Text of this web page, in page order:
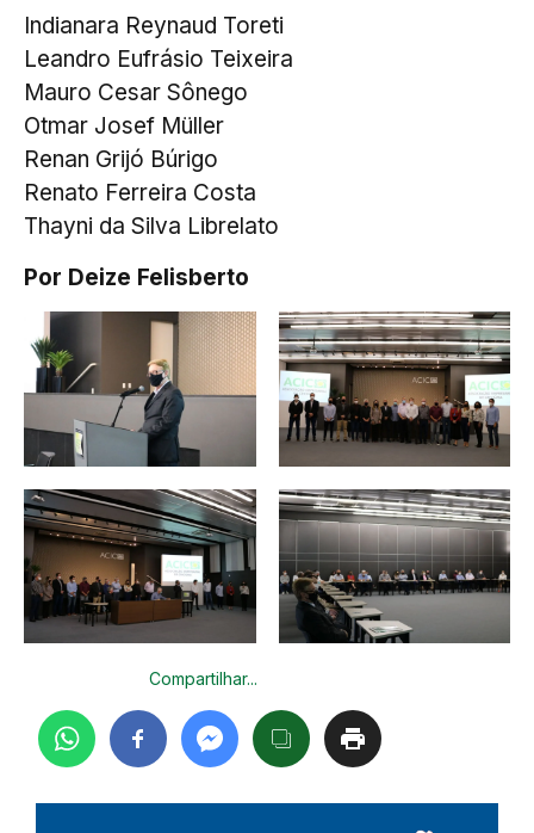
Indianara Reynaud Toreti
Leandro Eufrásio Teixeira
Mauro Cesar Sônego
Otmar Josef Müller
Renan Grijó Búrigo
Renato Ferreira Costa
Thayni da Silva Librelato
Por Deize Felisberto
Compartilhar...